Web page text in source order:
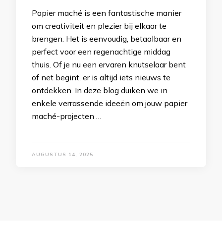
Papier maché is een fantastische manier
om creativiteit en plezier bij elkaar te
brengen. Het is eenvoudig, betaalbaar en
perfect voor een regenachtige middag
thuis. Of je nu een ervaren knutselaar bent
of net begint, er is altijd iets nieuws te
ontdekken. In deze blog duiken we in
enkele verrassende ideeën om jouw papier
maché-projecten …
AUGUSTUS 14, 2025